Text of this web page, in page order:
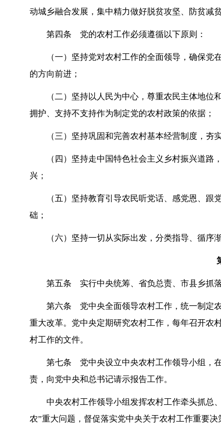
动城乡融合发展，集中精力做好脱贫攻坚、防贫减
第四条 党的农村工作必须遵循以下原则：
（一）坚持党对农村工作的全面领导，确保
的方向前进；
（二）坚持以人民为中心，尊重农民主体地
拥护、支持不支持作为制定党的农村政策的依据；
（三）坚持巩固和完善农村基本经营制度，夯
（四）坚持走中国特色社会主义乡村振兴道
兴；
（五）坚持教育引导农民听党话、感党恩、
础；
（六）坚持一切从实际出发，分类指导、循
第五条 实行中央统筹、省负总责、市县乡抓
第六条 党中央全面领导农村工作，统一制定
重大改革。党中央定期研究农村工作，每年召开农
村工作的文件。
第七条 党中央设立中央农村工作领导小组，
责，向党中央和总书记请示报告工作。
中央农村工作领导小组发挥农村工作牵头抓总
农”重大问题，督促落实党中央关于农村工作重要决